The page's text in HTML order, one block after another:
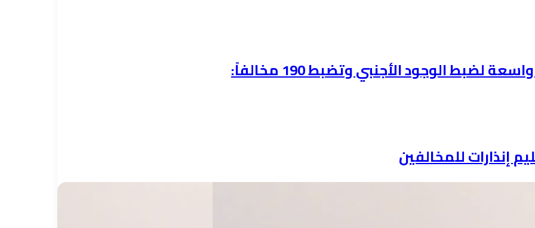
الوجود الأجنبي وتضبط 190 مخالفاً:
إنذارات للمخالفين